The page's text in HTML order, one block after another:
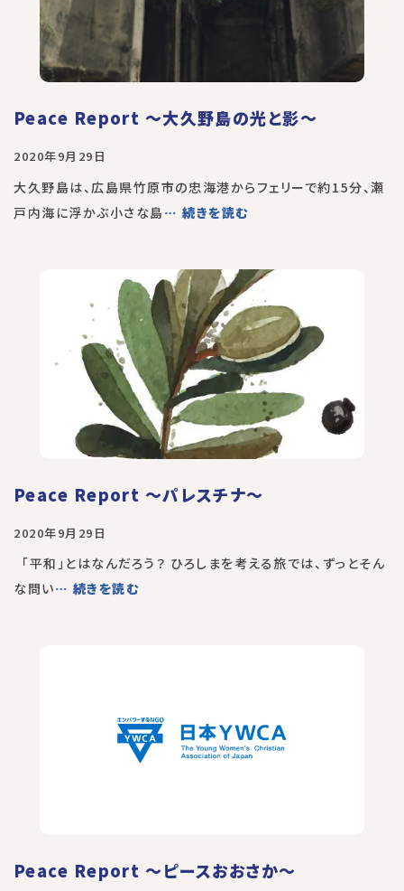
Peace Report 〜大久野島の光と影〜
2020年9月29日
大久野島は、広島県竹原市の忠海港からフェリーで約15分、瀬
戸内海に浮かぶ小さな島… 続きを読む
Peace Report 〜パレスチナ〜
2020年9月29日
「平和」とはなんだろう？ ひろしまを考える旅では、ずっとそん
な問い… 続きを読む
Peace Report 〜ピースおおさか〜